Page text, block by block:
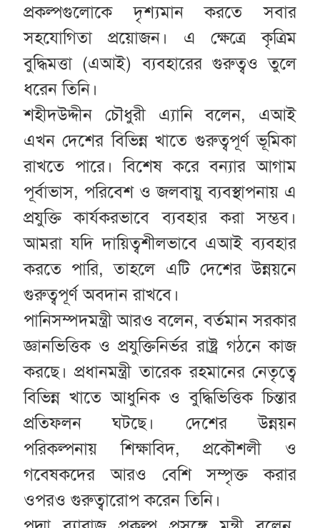
প্রকল্পগুলোকে দৃশ্যমান করতে সবার
সহযোগিতা প্রয়োজন। এ ক্ষেত্রে কৃত্রিম
বুদ্ধিমত্তা (এআই) ব্যবহারের গুরুত্বও তুলে
ধরেন তিনি।
শহীদউদ্দীন চৌধুরী এ্যানি বলেন, এআই
এখন দেশের বিভিন্ন খাতে গুরুত্বপূর্ণ ভূমিকা
রাখতে পারে। বিশেষ করে বন্যার আগাম
পূর্বাভাস, পরিবেশ ও জলবায়ু ব্যবস্থাপনায় এ
প্রযুক্তি কার্যকরভাবে ব্যবহার করা সম্ভব।
আমরা যদি দায়িত্বশীলভাবে এআই ব্যবহার
করতে পারি, তাহলে এটি দেশের উন্নয়নে
গুরুত্বপূর্ণ অবদান রাখবে।
পানিসম্পদমন্ত্রী আরও বলেন, বর্তমান সরকার
জ্ঞানভিত্তিক ও প্রযুক্তিনির্ভর রাষ্ট্র গঠনে কাজ
করছে। প্রধানমন্ত্রী তারেক রহমানের নেতৃত্বে
বিভিন্ন খাতে আধুনিক ও বুদ্ধিভিত্তিক চিন্তার
প্রতিফলন ঘটছে। দেশের উন্নয়ন
পরিকল্পনায় শিক্ষাবিদ, প্রকৌশলী ও
গবেষকদের আরও বেশি সম্পৃক্ত করার
ওপরও গুরুত্বারোপ করেন তিনি।